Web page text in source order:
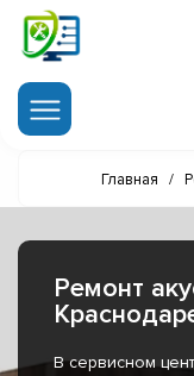
Главная /
Ремонт
В сервисном